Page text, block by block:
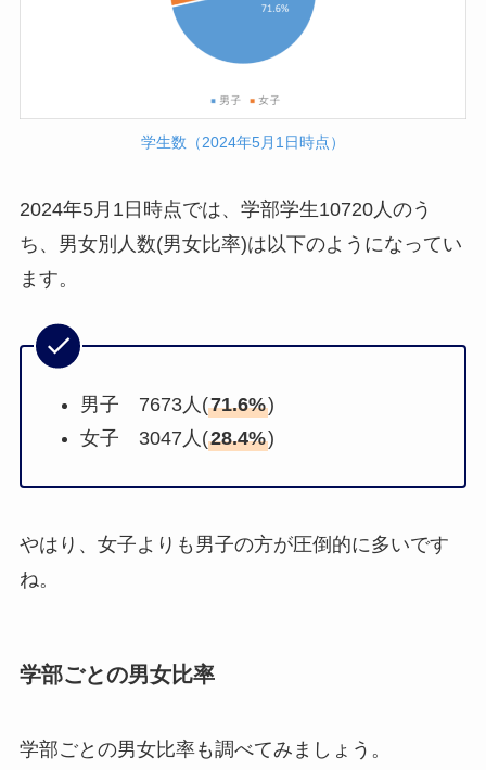
学生数（2024年5月1日時点）
2024年5月1日時点では、学部学生10720人のう
ち、男女別人数(男女比率)は以下のようになってい
ます。
男子 7673人(71.6%)
女子 3047人(28.4%)
やはり、女子よりも男子の方が圧倒的に多いです
ね。
学部ごとの男女比率
学部ごとの男女比率も調べてみましょう。